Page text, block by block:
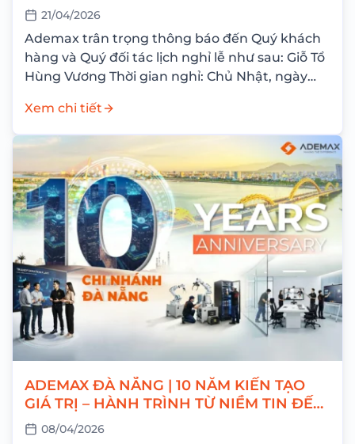
21/04/2026
Ademax trân trọng thông báo đến Quý khách
hàng và Quý đối tác lịch nghỉ lễ như sau: Giỗ Tổ
Hùng Vương Thời gian nghỉ: Chủ Nhật, ngày
Xem chi tiết
ADEMAX ĐÀ NẴNG | 10 NĂM KIẾN TẠO
GIÁ TRỊ – HÀNH TRÌNH TỪ NIỀM TIN ĐẾN
THÀNH CÔNG
08/04/2026